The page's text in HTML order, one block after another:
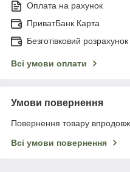
Оплата на рахунок
ПриватБанк Карта
Безготівковий розрахунок
Всі умови оплати
Умови повернення
Повернення товару
Всі умови повернення